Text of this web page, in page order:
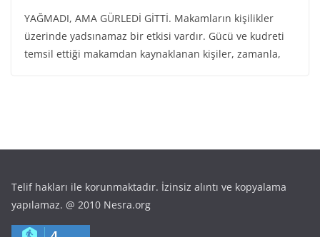
YAĞMADI, AMA GÜRLEDİ GİTTİ. Makamların kişilikler
üzerinde yadsınamaz bir etkisi vardır. Gücü ve kudreti
temsil ettiği makamdan kaynaklanan kişiler, zamanla,
Telif hakları ile korunmaktadır. İzinsiz alıntı ve kopyalama
yapılamaz. @ 2010 Nesra.org